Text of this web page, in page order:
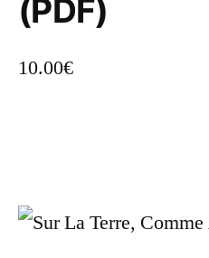
(PDF)
10.00€